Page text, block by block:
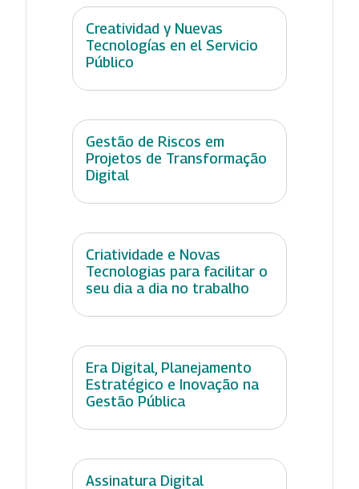
Creatividad y Nuevas
Tecnologías en el Servicio
Público
Gestão de Riscos em
Projetos de Transformação
Digital
Criatividade e Novas
Tecnologias para facilitar o
seu dia a dia no trabalho
Era Digital, Planejamento
Estratégico e Inovação na
Gestão Pública
Assinatura Digital